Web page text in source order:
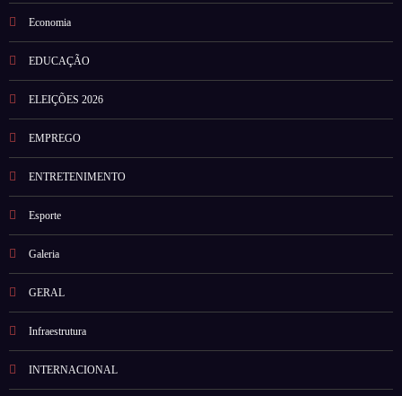
Economia
EDUCAÇÃO
ELEIÇÕES 2026
EMPREGO
ENTRETENIMENTO
Esporte
Galeria
GERAL
Infraestrutura
INTERNACIONAL